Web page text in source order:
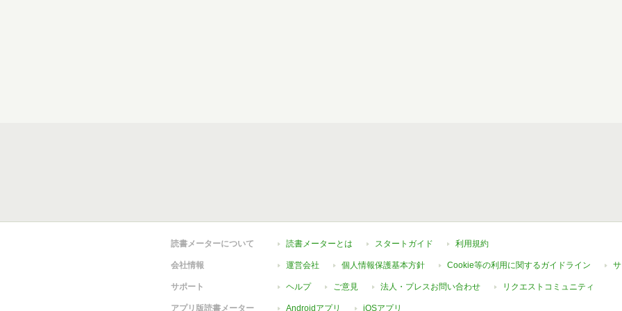
読書メーターについて 読書メーターとは スタートガイド 利用規約
会社情報 運営会社 個人情報保護基本方針 Cookie等の利用に関するガイドライン
サポート ヘルプ ご意見 法人・プレスお問い合わせ リクエストコミュニティ
アプリ版読書メーター Androidアプリ iOSアプリ